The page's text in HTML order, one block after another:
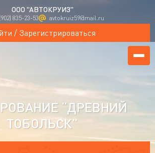
ООО "АВТОКРУИЗ"
835-23-53 avtokruiz59@mail.ru
/ Зарегистрироваться
“ДРЕВНИЙ
ТОБОЛЬСК”